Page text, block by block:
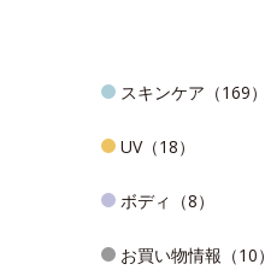
スキンケア（169）
UV（18）
ボディ（8）
お買い物情報（10）